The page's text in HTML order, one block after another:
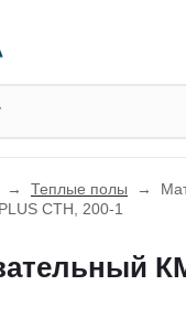
→ Теплые полы →
СТН, 200-1